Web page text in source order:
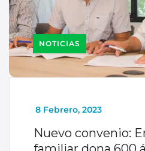
NOTICIAS
_
8 Febrero, 2023
Nuevo convenio: